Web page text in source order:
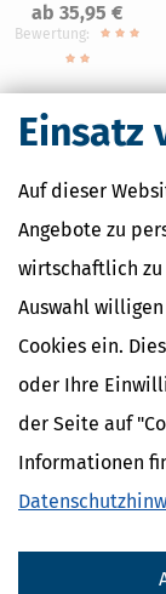
Einsatz
Auf dieser
Angebote zu
wirtschaftlich
Auswahl
Cookies ein.
oder Ihre
der Seite auf
Informationen
ab 35,95 €
Bewertung:
Nahe
Finanzamt
Finanzamt
Finanzamt
Finanzamtsuche